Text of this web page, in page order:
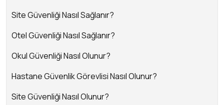
Site Güvenliği Nasıl Sağlanır?
Otel Güvenliği Nasıl Sağlanır?
Okul Güvenliği Nasıl Olunur?
Hastane Güvenlik Görevlisi Nasıl Olunur?
Site Güvenliği Nasıl Olunur?